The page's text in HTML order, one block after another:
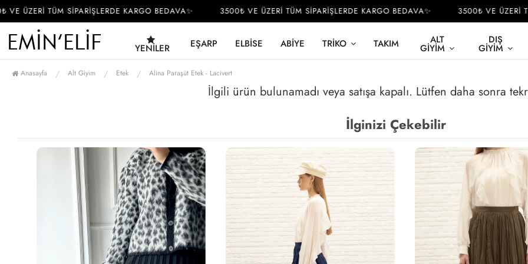
ÜZERİ TÜM SİPARİŞLERDE KARGO BEDAVA✨ 3500₺ VE ÜZERİ TÜM SİPARİŞLERDE KARGO BEDAVA✨ 3500₺ VE ÜZERİ
YENILER EŞARP ELBISE ABIYE TRIKO TAKIM ALT
GIYIM
DIŞ
GIYIM
Anasayfa Alt Giyim Etek Alina Paraşüt Etek - Lacivert
İlgili ürün bulunamadı veya satışa kapalı. Lütfen daha sonra
İlginizi Çekebilir